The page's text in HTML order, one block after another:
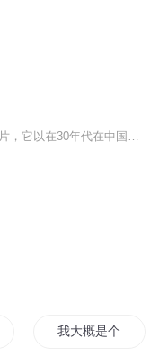
我大概是个假神仙